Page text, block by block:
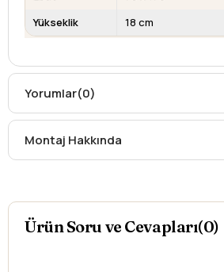
Yükseklik
18 cm
mesafelere göre değişiklik
Kargo teslimatlarında mesafelerden
Kargonuzu teslim alırken hasarlı
düşündüğünüz ürünler için
yazdırmanız gerekmektedir.
Yorumlar(0)
Montaj Hakkında
Ürün Soru ve Cevapları(0)